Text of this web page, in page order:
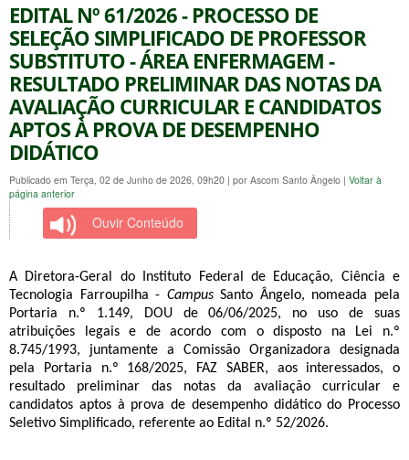
EDITAL Nº 61/2026 - PROCESSO DE
SELEÇÃO SIMPLIFICADO DE PROFESSOR
SUBSTITUTO - ÁREA ENFERMAGEM -
RESULTADO PRELIMINAR DAS NOTAS DA
AVALIAÇÃO CURRICULAR E CANDIDATOS
APTOS À PROVA DE DESEMPENHO
DIDÁTICO
Publicado em Terça, 02 de Junho de 2026, 09h20 | por Ascom Santo Ângelo | Voltar à
página anterior
Ouvir Conteúdo
A Diretora-Geral do Instituto Federal de Educação, Ciência e
Tecnologia Farroupilha - Campus Santo Ângelo, nomeada pela
Portaria n.º 1.149, DOU de 06/06/2025, no uso de suas
atribuições legais e de acordo com o disposto na Lei n.º
8.745/1993, juntamente a Comissão Organizadora designada
pela Portaria n.º 168/2025, FAZ SABER, aos interessados, o
resultado preliminar das notas da avaliação curricular e
candidatos aptos à prova de desempenho didático do Processo
Seletivo Simplificado, referente ao Edital n.º 52/2026.